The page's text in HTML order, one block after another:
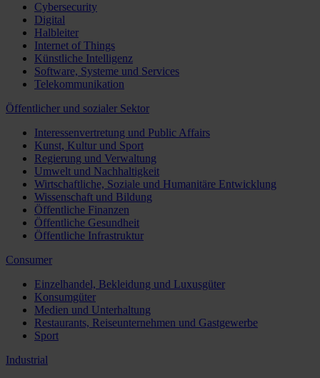
Cybersecurity
Digital
Halbleiter
Internet of Things
Künstliche Intelligenz
Software, Systeme und Services
Telekommunikation
Öffentlicher und sozialer Sektor
Interessenvertretung und Public Affairs
Kunst, Kultur und Sport
Regierung und Verwaltung
Umwelt und Nachhaltigkeit
Wirtschaftliche, Soziale und Humanitäre Entwicklung
Wissenschaft und Bildung
Öffentliche Finanzen
Öffentliche Gesundheit
Öffentliche Infrastruktur
Consumer
Einzelhandel, Bekleidung und Luxusgüter
Konsumgüter
Medien und Unterhaltung
Restaurants, Reiseunternehmen und Gastgewerbe
Sport
Industrial